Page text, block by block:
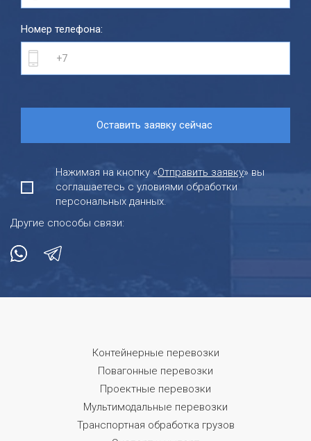
Номер телефона:
Нажимая на кнопку «Отправить заявку» вы
соглашаетесь с уловиями обработки
персональных данных.
Другие способы связи:
Контейнерные перевозки
Повагонные перевозки
Проектные перевозки
Мультимодальные перевозки
Транспортная обработка грузов